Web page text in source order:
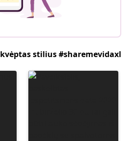
stilius #sharemevidaxl